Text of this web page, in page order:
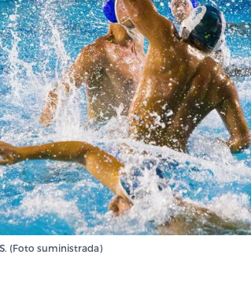
(Foto suministrada)